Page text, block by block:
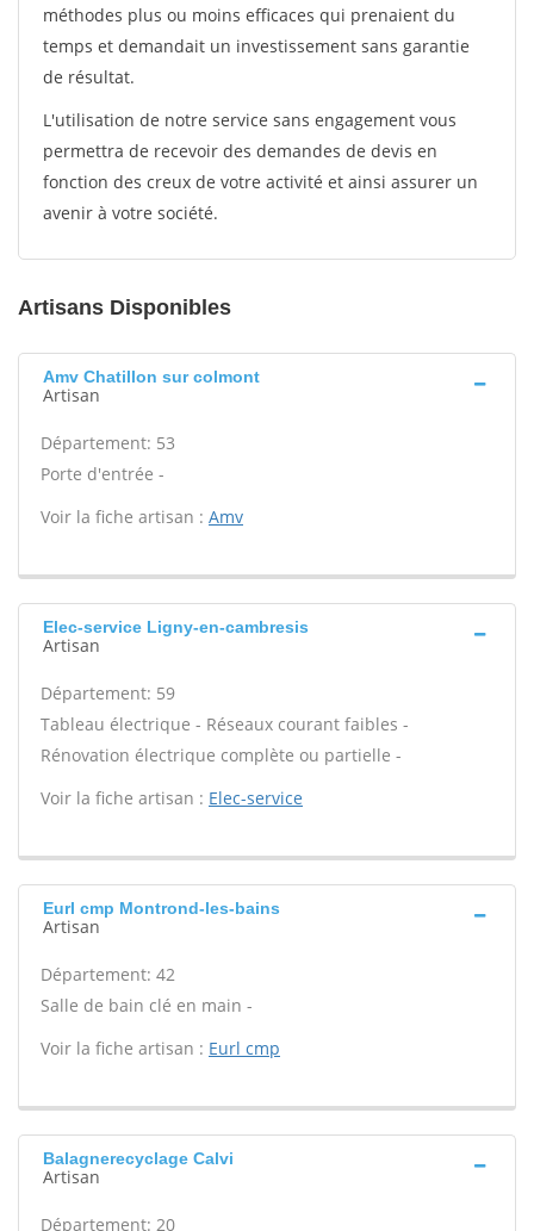
méthodes plus ou moins efficaces qui prenaient du
temps et demandait un investissement sans garantie
de résultat.
L'utilisation de notre service sans engagement vous
permettra de recevoir des demandes de devis en
fonction des creux de votre activité et ainsi assurer un
avenir à votre société.
Artisans Disponibles
Amv Chatillon sur colmont
Artisan
Département: 53
Porte d'entrée -
Voir la fiche artisan : Amv
Elec-service Ligny-en-cambresis
Artisan
Département: 59
Tableau électrique - Réseaux courant faibles -
Rénovation électrique complète ou partielle -
Voir la fiche artisan : Elec-service
Eurl cmp Montrond-les-bains
Artisan
Département: 42
Salle de bain clé en main -
Voir la fiche artisan : Eurl cmp
Balagnerecyclage Calvi
Artisan
Département: 20